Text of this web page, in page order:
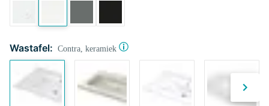
Wastafel: Contra, keramiek